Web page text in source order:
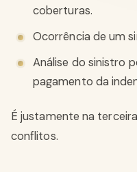
coberturas.
Ocorrência de um
Análise do sinistro
pagamento da
É justamente na
conflitos.